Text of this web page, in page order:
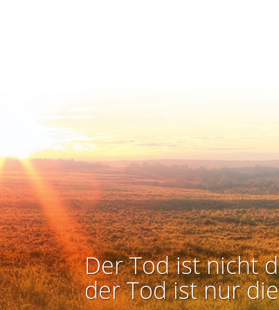
Der Tod ist nicht
der Tod ist nur